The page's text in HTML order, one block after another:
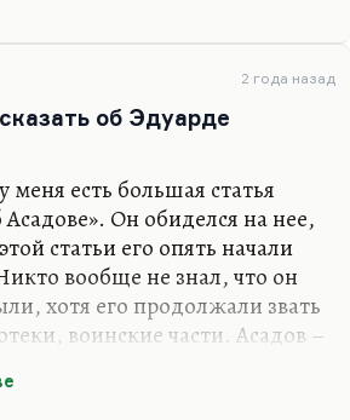
об этом прежде всего по
Так что нет, я не думал
прожил и то, что я там
вопрос, что писать по-
буду. От этого никуда не
на английском делает речь
с английского я буду
переведу Кунищака, буду
Конечно, я…
2 года назад
об Эдуарде
меня есть большая статья
Асадове». Он обиделся на нее,
статьи его опять начали
вообще не знал, что он
хотя его продолжали звать
воинские части. Асадов –
этажа среднего класса.